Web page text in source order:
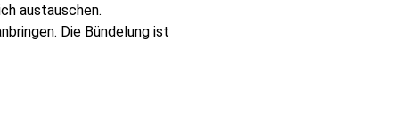
austauschen.
Die Bündelung ist